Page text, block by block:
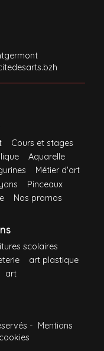
Cours et stages
Aquarelle
Métier d'art
Pinceaux
Nos promos
scolaires
art plastique
art
- Mentions